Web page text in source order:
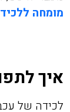
מומחה
איך
לכידה של